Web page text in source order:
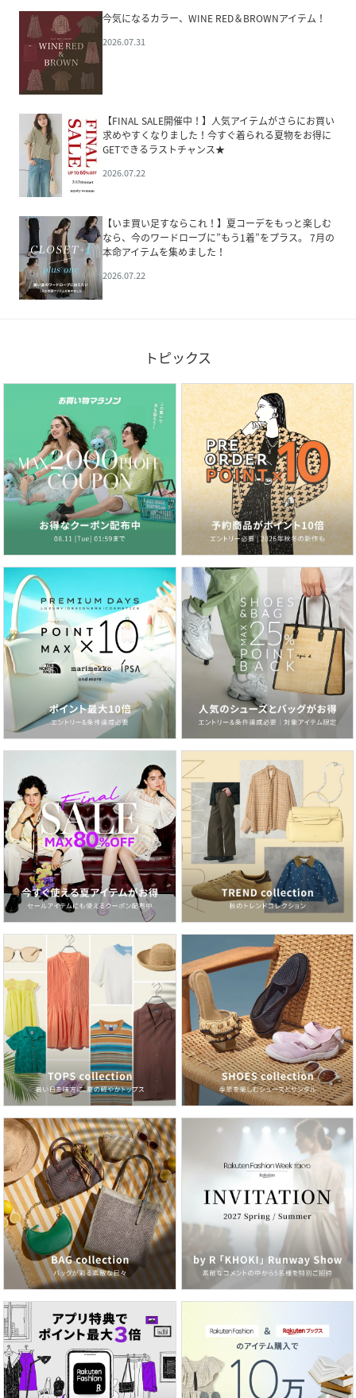
今気になるカラー、WINE RED＆BROWNアイテム！
2026.07.31
【FINAL SALE開催中！】人気アイテムがさらにお買い
求めやすくなりました！今すぐ着られる夏物をお得に
GETできるラストチャンス★
2026.07.22
【いま買い足すならこれ！】夏コーデをもっと楽しむ
なら、今のワードローブに”もう1着”をプラス。 7月の
本命アイテムを集めました！
2026.07.22
トピックス